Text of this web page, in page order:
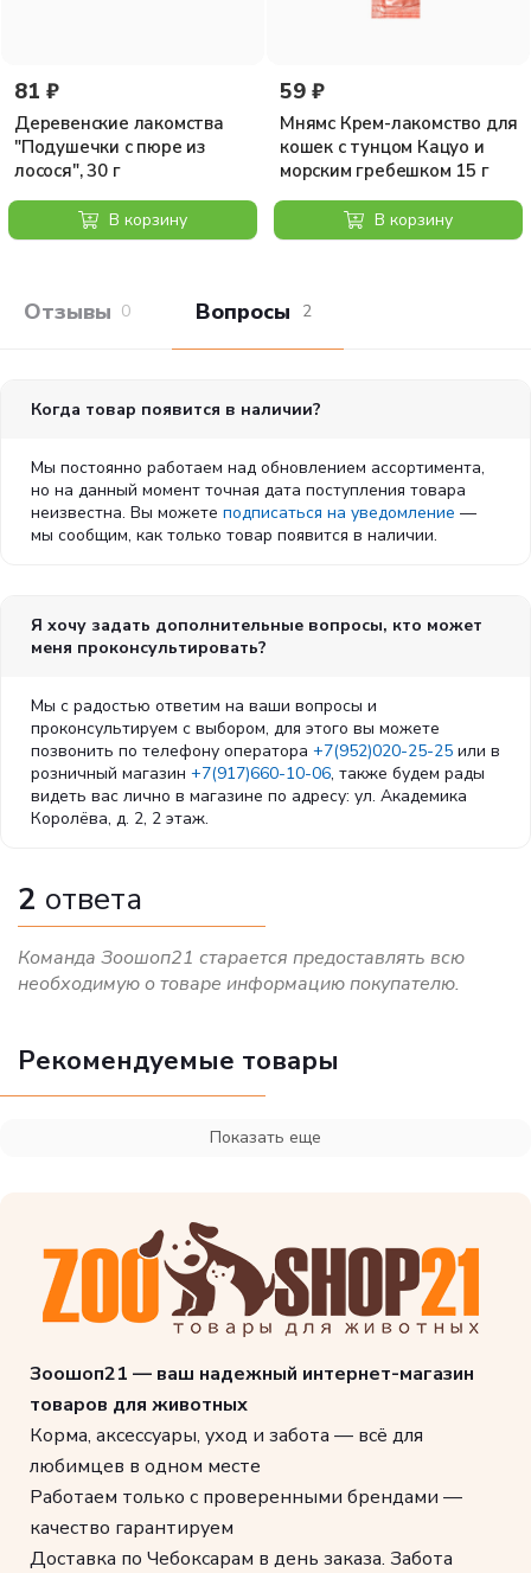
81 ₽
Деревенские лакомства
"Подушечки с пюре из
лосося", 30 г
В корзину
59 ₽
Мнямс Крем-лакомство для
кошек с тунцом Кацуо и
морским гребешком 15 г
В корзину
Отзывы покупателей
0 Вопросы и
2
Когда товар появится в наличии?
Мы постоянно работаем над обновлением ассортимента,
но на данный момент точная дата поступления товара
неизвестна. Вы можете подписаться на уведомление —
мы сообщим, как только товар появится в наличии.
Я хочу задать дополнительные вопросы, кто может
меня проконсультировать?
Мы с радостью ответим на ваши вопросы и
проконсультируем с выбором, для этого вы можете
позвонить по телефону оператора +7(952)020-25-25 или в
розничный магазин +7(917)660-10-06, также будем рады
видеть вас лично в магазине по адресу: ул. Академика
Королёва, д. 2, 2 этаж.
2 ответа
Команда Зоошоп21 старается предоставлять всю
необходимую о товаре информацию покупателю.
Рекомендуемые товары
Показать еще
Зоошоп21 — ваш надежный интернет-магазин
товаров для животных
Корма, аксессуары, уход и забота — всё для
любимцев в одном месте
Работаем только с проверенными брендами —
качество гарантируем
Доставка по Чебоксарам в день заказа. Забота